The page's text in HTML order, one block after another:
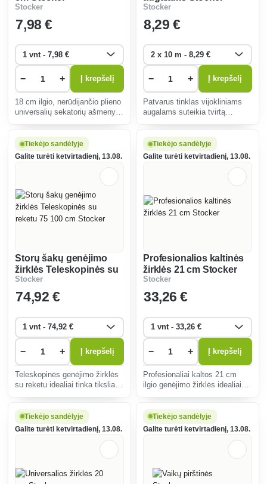
Stocker
7,98 €
− + Į krepšelį
18 cm ilgio, nerūdijančio plieno
universalių sekatorių ašmenys
korozijai, puikiai tinka gėlėms ir
švelnioms šakoms kirpti.
Stocker
8,29 €
− + Į krepšelį
Patvarus tinklas vijokliniams
augalams suteikia tvirtą
užtikrina gausų bei sveiką
derlių sode.
Tiekėjo sandėlyje
Galite turėti ketvirtadienį, 13.08.
Storų šakų genėjimo
žirklės Teleskopinės su
reketu 75 100 cm
Stocker
Stocker
74,92 €
− + Į krepšelį
Teleskopinės genėjimo žirklės
su reketu idealiai tinka tiksliai
tvirta konstrukcija užtikrina
patogumą ir efektyvumą
Tiekėjo sandėlyje
Galite turėti ketvirtadienį, 13.08.
Profesionalios kaltinės
žirklės 21 cm Stocker
Stocker
33,26 €
− + Į krepšelį
Profesionaliai kaltos 21 cm
ilgio genėjimo žirklės idealiai
ergonomiškos ir padidina
efektyvumą sode.
Tiekėjo sandėlyje
Galite turėti ketvirtadienį, 13.08.
Tiekėjo sandėlyje
Galite turėti ketvirtadienį, 13.08.